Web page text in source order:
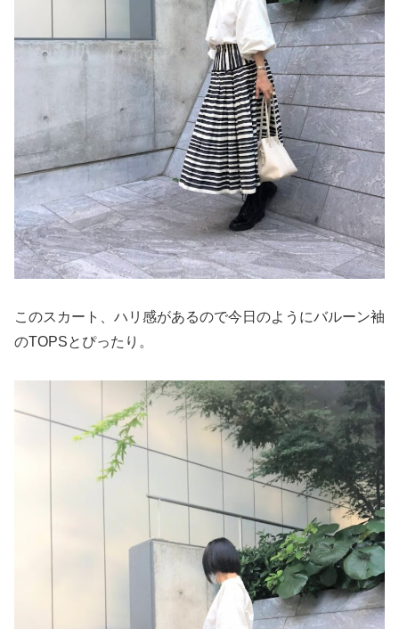
このスカート、ハリ感があるので今日のようにバルーン袖
のTOPSとぴったり。